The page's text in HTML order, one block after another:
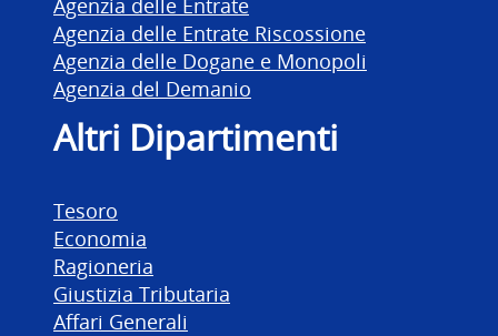
Agenzia delle Entrate Riscossione
Agenzia delle Dogane e Monopoli
Agenzia del Demanio
Altri Dipartimenti
Tesoro
Economia
Ragioneria
Giustizia Tributaria
Affari Generali